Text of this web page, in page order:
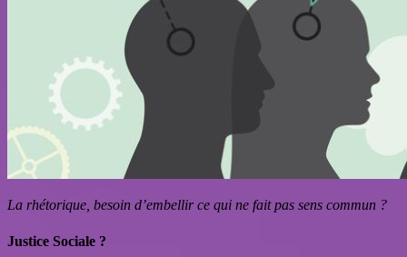
La rhétorique, besoin d’embellir ce qui ne fait pas sens commun ?
Justice Sociale ?